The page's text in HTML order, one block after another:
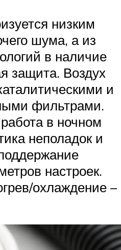
низким
шума, а из
в наличие
защита. Воздух
и
фильтрами.
в ночном
неполадок и
настроек.
охлаждение –